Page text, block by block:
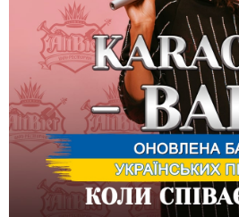
17 червня (субота) – Вечiрка
Запрошуємо вас відзначити День
України і вшанувати наших
докладають безмежних зусиль, щоб
здоров’я наших близьких.
У шоу-ресторані AltBier ми готуємо
“Medical Heroes” для всіх, хто хоче
вдячність цим справжнім героям.
Програма вечора включає:
Виступ гурту “TAKE FIVE” –